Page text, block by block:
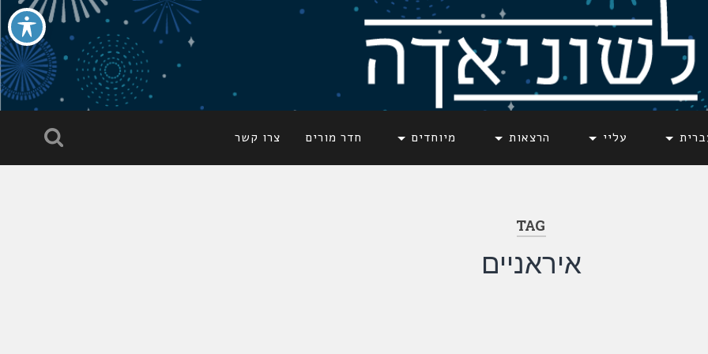
עליי הרצאות מיוחדים חדר מורים צרו קשר
TAG
איראניים